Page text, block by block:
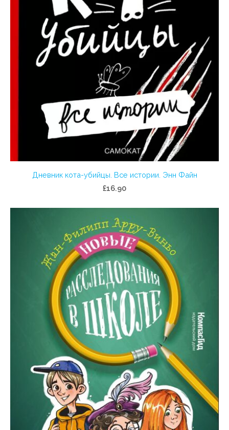
Дневник кота-убийцы. Все истории. Энн Файн
£16.90